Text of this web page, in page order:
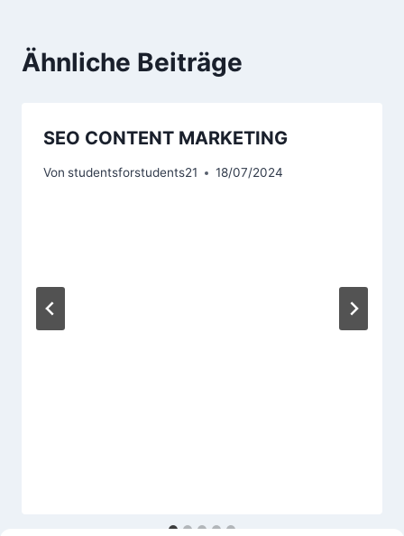
Ähnliche Beiträge
SEO CONTENT MARKETING
Von studentsforstudents21 18/07/2024